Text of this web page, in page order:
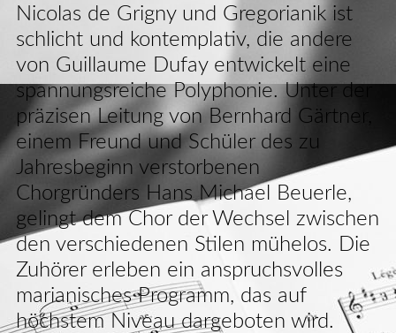
Nicolas de Grigny und Gregorianik ist
schlicht und kontemplativ, die andere
von Guillaume Dufay entwickelt eine
spannungsreiche Polyphonie. Unter der
präzisen Leitung von Bernhard Gärtner,
einem Freund und Schüler des zu
Jahresbeginn verstorbenen
Chorgründers Hans Michael Beuerle,
gelingt dem Chor der Wechsel zwischen
den verschiedenen Stilen mühelos. Die
Zuhörer erleben ein anspruchsvolles
marianisches Programm, das auf
höchstem Niveau dargeboten wird.